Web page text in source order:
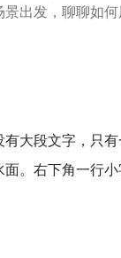
出发，聊聊如
大段文字，只
。右下角一行